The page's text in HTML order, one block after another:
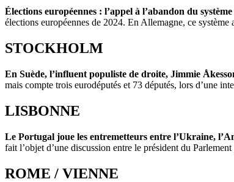
Élections européennes : l’appel à l’abandon du
élections européennes de 2024. En Allemagne, ce
STOCKHOLM
En Suède, l’influent populiste de droite, Jimmie
mais compte trois eurodéputés et 73 députés, lors d’une
LISBONNE
Le Portugal joue les entremetteurs entre l’Ukraine,
fait l’objet d’une discussion entre le président du
ROME / VIENNE